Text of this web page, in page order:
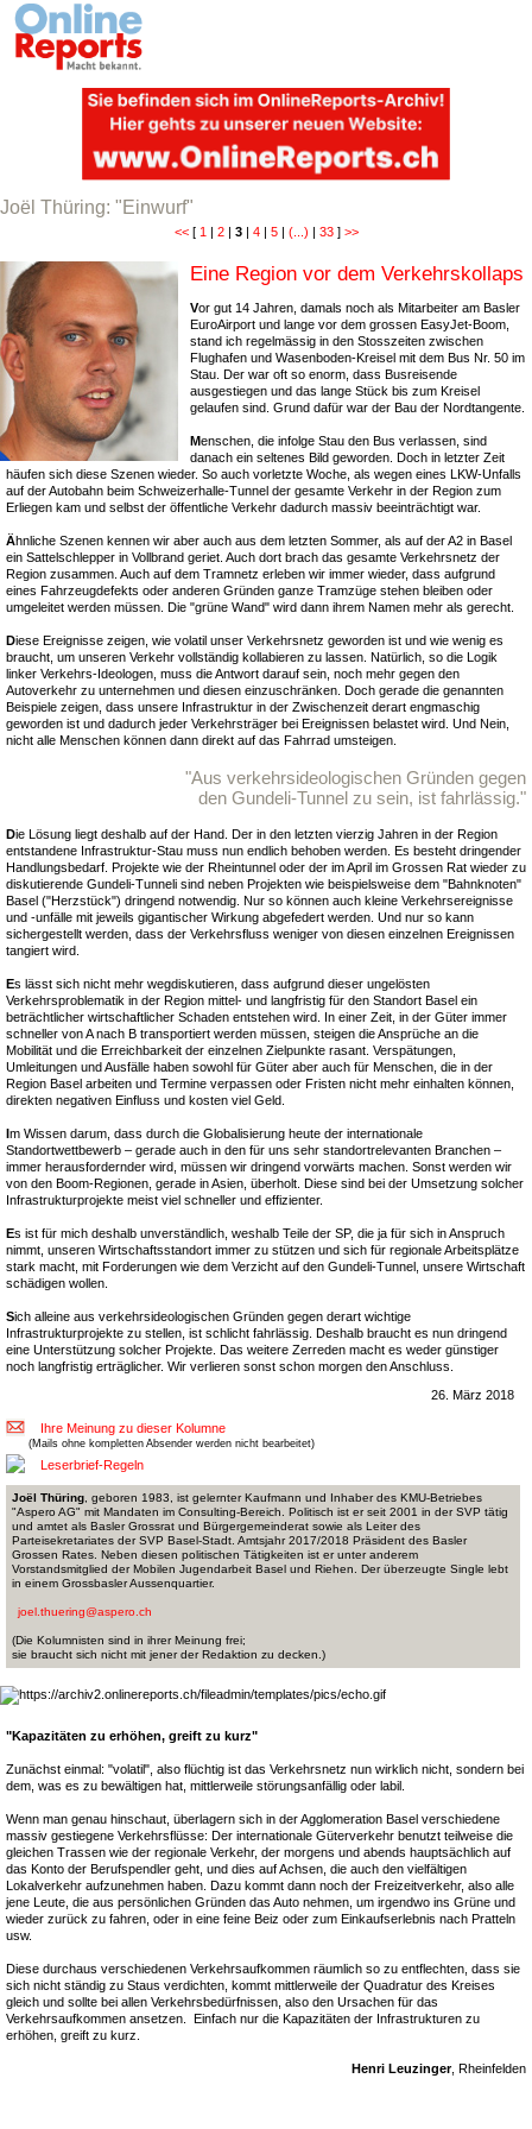
Joël Thüring: "Einwurf"
<<[ 1 | 2| 3| 4| 5| (...) | 33] >>
Eine Region vor dem Verkehrskollaps
Vor gut 14 Jahren, damals noch als Mitarbeiter am Basler
EuroAirport und lange vor dem grossen EasyJet-Boom,
stand ich regelmässig in den Stosszeiten zwischen
Flughafen und Wasenboden-Kreisel mit dem Bus Nr. 50 im
Stau. Der war oft so enorm, dass Busreisende
ausgestiegen und das lange Stück bis zum Kreisel
gelaufen sind. Grund dafür war der Bau der Nordtangente.
Menschen, die infolge Stau den Bus verlassen, sind
danach ein seltenes Bild geworden. Doch in letzter Zeit
häufen sich diese Szenen wieder. So auch vorletzte Woche, als wegen eines LKW-Unfalls
auf der Autobahn beim Schweizerhalle-Tunnel der gesamte Verkehr in der Region zum
Erliegen kam und selbst der öffentliche Verkehr dadurch massiv beeinträchtigt war.
Ähnliche Szenen kennen wir aber auch aus dem letzten Sommer, als auf der A2 in Basel
ein Sattelschlepper in Vollbrand geriet. Auch dort brach das gesamte Verkehrsnetz der
Region zusammen. Auch auf dem Tramnetz erleben wir immer wieder, dass aufgrund
eines Fahrzeugdefekts oder anderen Gründen ganze Tramzüge stehen bleiben oder
umgeleitet werden müssen. Die "grüne Wand" wird dann ihrem Namen mehr als gerecht.
Diese Ereignisse zeigen, wie volatil unser Verkehrsnetz geworden ist und wie wenig es
braucht, um unseren Verkehr vollständig kollabieren zu lassen. Natürlich, so die Logik
linker Verkehrs-Ideologen, muss die Antwort darauf sein, noch mehr gegen den
Autoverkehr zu unternehmen und diesen einzuschränken. Doch gerade die genannten
Beispiele zeigen, dass unsere Infrastruktur in der Zwischenzeit derart engmaschig
geworden ist und dadurch jeder Verkehrsträger bei Ereignissen belastet wird. Und Nein,
nicht alle Menschen können dann direkt auf das Fahrrad umsteigen.
"Aus verkehrsideologischen Gründen gegen
den Gundeli-Tunnel zu sein, ist fahrlässig."
Die Lösung liegt deshalb auf der Hand. Der in den letzten vierzig Jahren in der Region
entstandene Infrastruktur-Stau muss nun endlich behoben werden. Es besteht dringender
Handlungsbedarf. Projekte wie der Rheintunnel oder der im April im Grossen Rat wieder zu
diskutierende Gundeli-Tunneli sind neben Projekten wie beispielsweise dem "Bahnknoten"
Basel ("Herzstück") dringend notwendig. Nur so können auch kleine Verkehrsereignisse
und -unfälle mit jeweils gigantischer Wirkung abgefedert werden. Und nur so kann
sichergestellt werden, dass der Verkehrsfluss weniger von diesen einzelnen Ereignissen
tangiert wird.
Es lässt sich nicht mehr wegdiskutieren, dass aufgrund dieser ungelösten
Verkehrsproblematik in der Region mittel- und langfristig für den Standort Basel ein
beträchtlicher wirtschaftlicher Schaden entstehen wird. In einer Zeit, in der Güter immer
schneller von A nach B transportiert werden müssen, steigen die Ansprüche an die
Mobilität und die Erreichbarkeit der einzelnen Zielpunkte rasant. Verspätungen,
Umleitungen und Ausfälle haben sowohl für Güter aber auch für Menschen, die in der
Region Basel arbeiten und Termine verpassen oder Fristen nicht mehr einhalten können,
direkten negativen Einfluss und kosten viel Geld.
Im Wissen darum, dass durch die Globalisierung heute der internationale
Standortwettbewerb – gerade auch in den für uns sehr standortrelevanten Branchen –
immer herausfordernder wird, müssen wir dringend vorwärts machen. Sonst werden wir
von den Boom-Regionen, gerade in Asien, überholt. Diese sind bei der Umsetzung solcher
Infrastrukturprojekte meist viel schneller und effizienter.
Es ist für mich deshalb unverständlich, weshalb Teile der SP, die ja für sich in Anspruch
nimmt, unseren Wirtschaftsstandort immer zu stützen und sich für regionale Arbeitsplätze
stark macht, mit Forderungen wie dem Verzicht auf den Gundeli-Tunnel, unsere Wirtschaft
schädigen wollen.
Sich alleine aus verkehrsideologischen Gründen gegen derart wichtige
Infrastrukturprojekte zu stellen, ist schlicht fahrlässig. Deshalb braucht es nun dringend
eine Unterstützung solcher Projekte. Das weitere Zerreden macht es weder günstiger
noch langfristig erträglicher. Wir verlieren sonst schon morgen den Anschluss.
26. März 2018
Ihre Meinung zu dieser Kolumne
(Mails ohne kompletten Absender werden nicht bearbeitet)
Leserbrief-Regeln
Joël Thüring , geboren 1983, ist gelernter Kaufmann und Inhaber des KMU-Betriebes
"Aspero AG" mit Mandaten im Consulting-Bereich. Politisch ist er seit 2001 in der SVP tätig
und amtet als Basler Grossrat und Bürgergemeinderat sowie als Leiter des
Parteisekretariates der SVP Basel-Stadt. Amtsjahr 2017/2018 Präsident des Basler
Grossen Rates. Neben diesen politischen Tätigkeiten ist er unter anderem
Vorstandsmitglied der Mobilen Jugendarbeit Basel und Riehen. Der überzeugte Single lebt
in einem Grossbasler Aussenquartier.
joel.thuering@aspero.ch
(Die Kolumnisten sind in ihrer Meinung frei;
sie braucht sich nicht mit jener der Redaktion zu decken.)
"Kapazitäten zu erhöhen, greift zu kurz"
Zunächst einmal: "volatil", also flüchtig ist das Verkehrsnetz nun wirklich nicht, sondern bei
dem, was es zu bewältigen hat, mittlerweile störungsanfällig oder labil.
Wenn man genau hinschaut, überlagern sich in der Agglomeration Basel verschiedene
massiv gestiegene Verkehrsflüsse: Der internationale Güterverkehr benutzt teilweise die
gleichen Trassen wie der regionale Verkehr, der morgens und abends hauptsächlich auf
das Konto der Berufspendler geht, und dies auf Achsen, die auch den vielfältigen
Lokalverkehr aufzunehmen haben. Dazu kommt dann noch der Freizeitverkehr, also alle
jene Leute, die aus persönlichen Gründen das Auto nehmen, um irgendwo ins Grüne und
wieder zurück zu fahren, oder in eine feine Beiz oder zum Einkaufserlebnis nach Pratteln
usw.
Diese durchaus verschiedenen Verkehrsaufkommen räumlich so zu entflechten, dass sie
sich nicht ständig zu Staus verdichten, kommt mittlerweile der Quadratur des Kreises
gleich und sollte bei allen Verkehrsbedürfnissen, also den Ursachen für das
Verkehrsaufkommen ansetzen. Einfach nur die Kapazitäten der Infrastrukturen zu
erhöhen, greift zu kurz.
Henri Leuzinger, Rheinfelden